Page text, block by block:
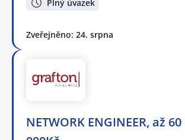
Plný úvazek
Zveřejněno: 24. srpna
NETWORK ENGINEER, až 60